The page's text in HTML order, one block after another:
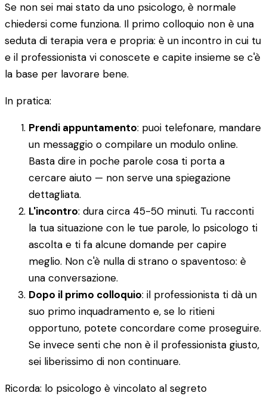
Se non sei mai stato da uno psicologo, è normale
chiedersi come funziona. Il primo colloquio non è una
seduta di terapia vera e propria: è un incontro in cui tu
e il professionista vi conoscete e capite insieme se c'è
la base per lavorare bene.
In pratica:
Prendi appuntamento: puoi telefonare, mandare
un messaggio o compilare un modulo online.
Basta dire in poche parole cosa ti porta a
cercare aiuto — non serve una spiegazione
dettagliata.
L'incontro: dura circa 45-50 minuti. Tu racconti
la tua situazione con le tue parole, lo psicologo ti
ascolta e ti fa alcune domande per capire
meglio. Non c'è nulla di strano o spaventoso: è
una conversazione.
Dopo il primo colloquio: il professionista ti dà un
suo primo inquadramento e, se lo ritieni
opportuno, potete concordare come proseguire.
Se invece senti che non è il professionista giusto,
sei liberissimo di non continuare.
Ricorda: lo psicologo è vincolato al segreto